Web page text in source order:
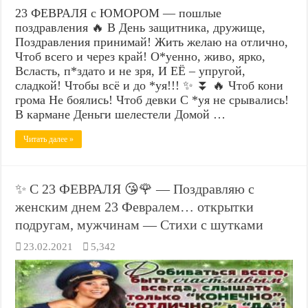
23 ФЕВРАЛЯ с ЮМОРОМ — пошлые
поздравления 🔥 В День защитника, дружище,
Поздравления принимай! Жить желаю на отлично,
Чтоб всего и через край! О*уенно, живо, ярко,
Всласть, п*здато и не зря, И ЕЁ – упругой,
сладкой! Чтобы всё и до *уя!!! ✨ ⏬ 🔥 Чтоб кони
грома Не боялись! Чтоб девки С *уя не срывались!
В кармане Деньги шелестели Домой …
Читать далее »
✨ С 23 ФЕВРАЛЯ 😘🌹 — Поздравляю с
женским днем 23 Февралем… открытки
подругам, мужчинам — Стихи с шутками
23.02.2021 5,342